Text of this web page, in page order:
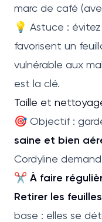
marc de café
💡 Astuce :
favorisent un
vulnérable aux
est la clé.
Taille et
🎯 Objectif :
saine et bien
Cordyline
✂️ À faire
Retirer les
base : elles se